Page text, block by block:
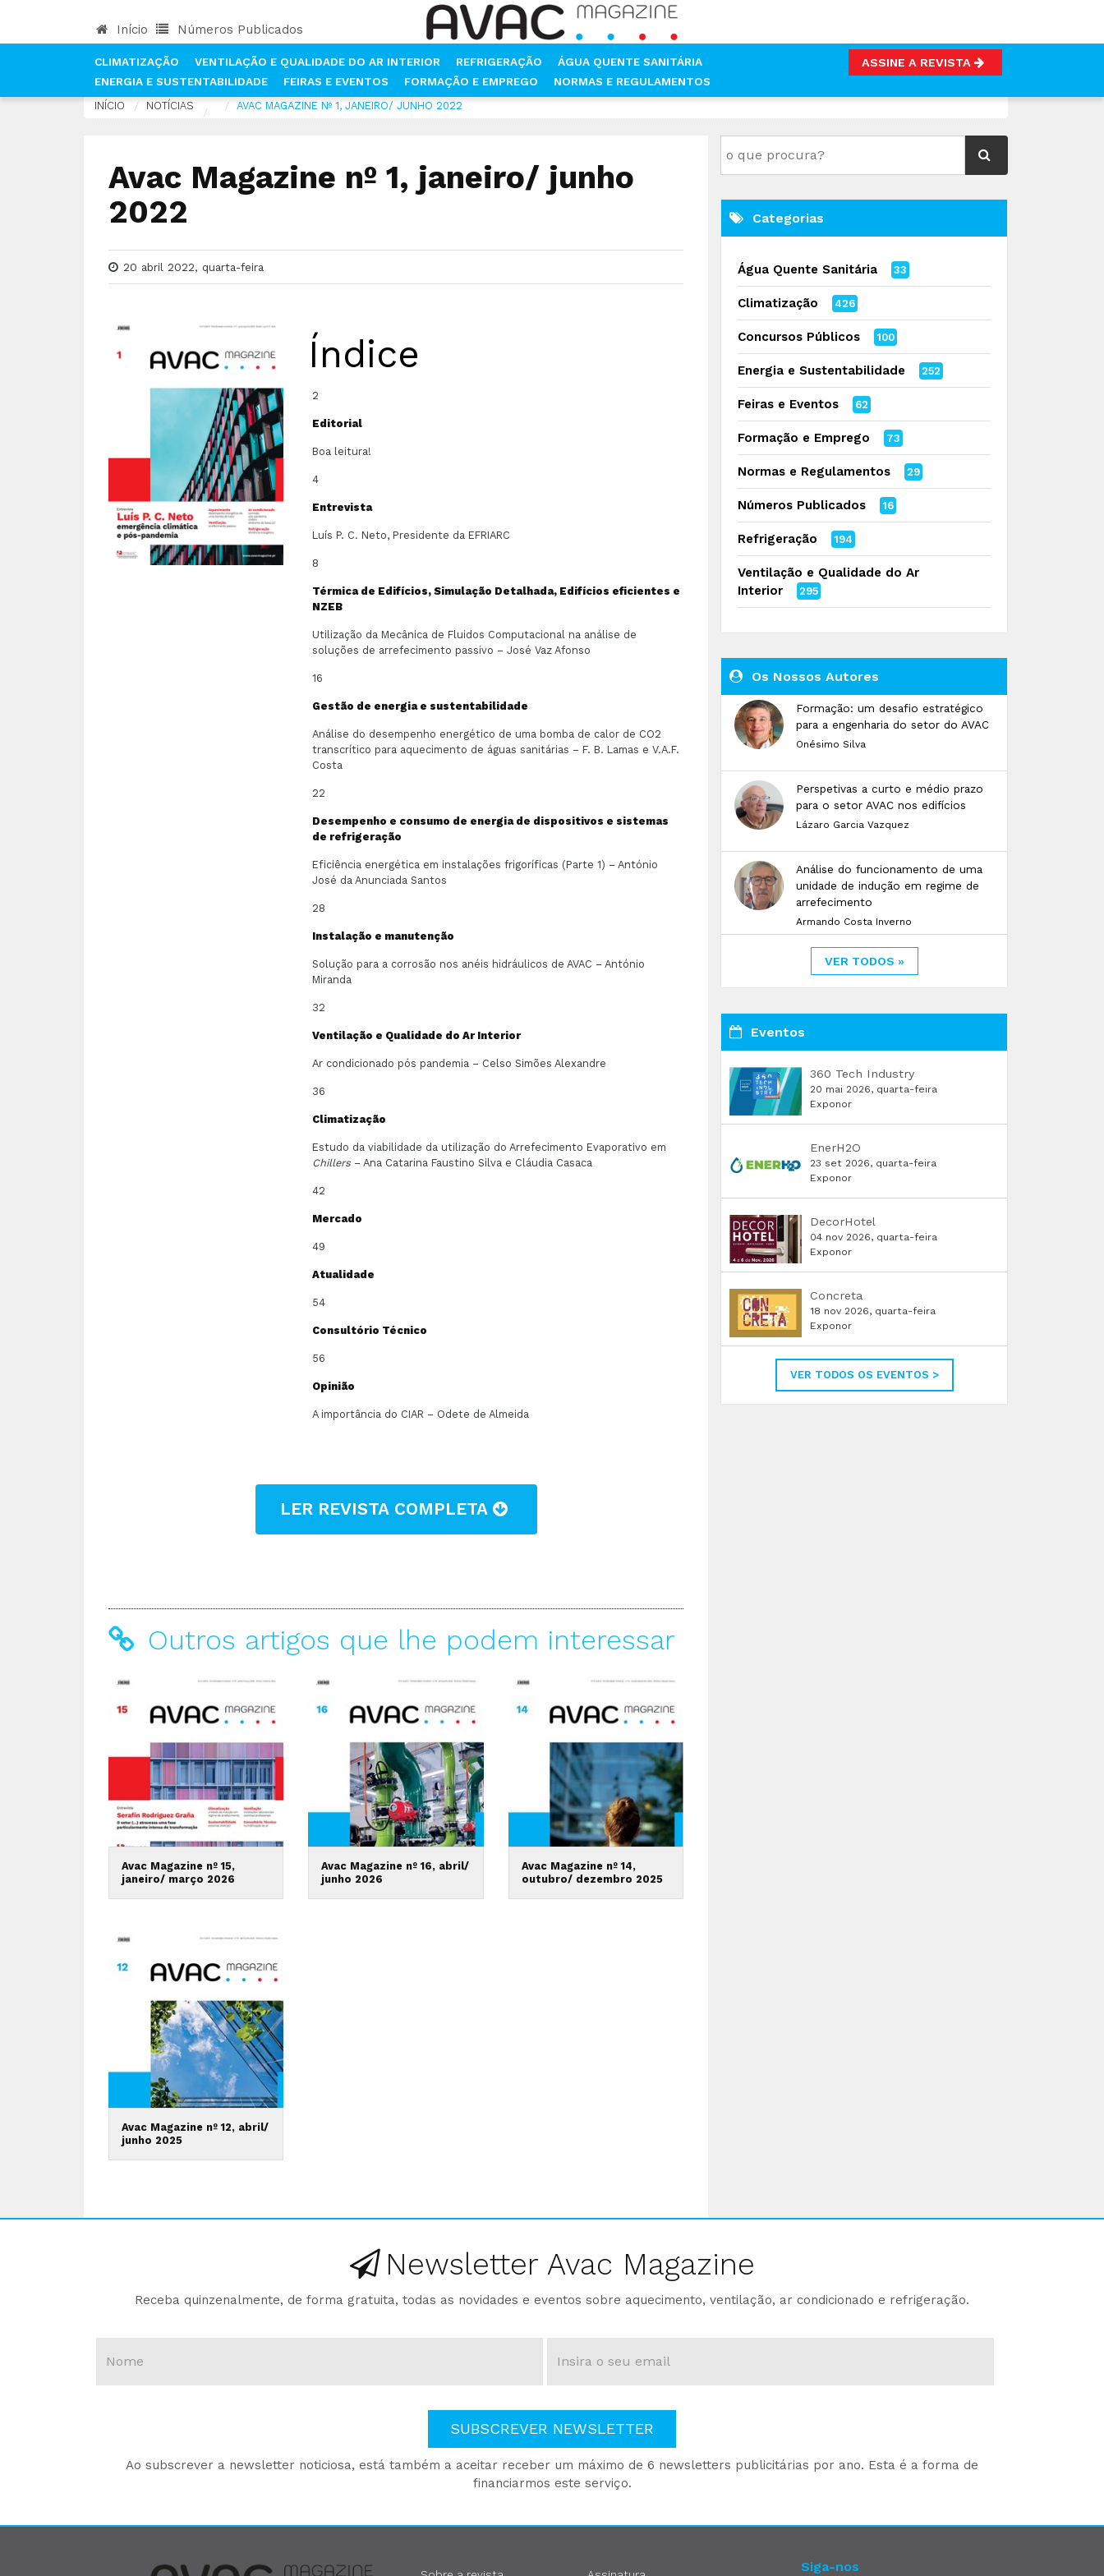
Início Números Publicados
CLIMATIZAÇÃO VENTILAÇÃO E QUALIDADE DO AR INTERIOR REFRIGERAÇÃO
ÁGUA QUENTE SANITÁRIA
ENERGIA E SUSTENTABILIDADE
FEIRAS E EVENTOS FORMAÇÃO E EMPREGO NORMAS E REGULAMENTOS
ASSINE A REVISTA
INÍCIO NOTÍCIAS AVAC MAGAZINE Nº 1, JANEIRO/ JUNHO 2022
Avac Magazine nº 1, janeiro/ junho
2022
20 abril 2022, quarta-feira
Índice
2
Editorial
Boa leitura!
4
Entrevista
Luís P. C. Neto, Presidente da EFRIARC
8
Térmica de Edifícios, Simulação Detalhada, Edifícios eficientes e
NZEB
Utilização da Mecânica de Fluidos Computacional na análise de
soluções de arrefecimento passivo – José Vaz Afonso
16
Gestão de energia e sustentabilidade
Análise do desempenho energético de uma bomba de calor de CO2
transcrítico para aquecimento de águas sanitárias – F. B. Lamas e V.A.F.
Costa
22
Desempenho e consumo de energia de dispositivos e sistemas
de refrigeração
Eficiência energética em instalações frigoríficas (Parte 1) – António
José da Anunciada Santos
28
Instalação e manutenção
Solução para a corrosão nos anéis hidráulicos de AVAC – António
Miranda
32
Ventilação e Qualidade do Ar Interior
Ar condicionado pós pandemia – Celso Simões Alexandre
36
Climatização
Estudo da viabilidade da utilização do Arrefecimento Evaporativo em
Chillers – Ana Catarina Faustino Silva e Cláudia Casaca
42
Mercado
49
Atualidade
54
Consultório Técnico
56
Opinião
A importância do CIAR – Odete de Almeida
LER REVISTA COMPLETA
Outros artigos que lhe podem interessar
Avac Magazine nº 15,
janeiro/ março 2026
Avac Magazine nº 16, abril/
junho 2026
Avac Magazine nº 14,
outubro/ dezembro 2025
Avac Magazine nº 12, abril/
junho 2025
Categorias
Água Quente Sanitária 33
Climatização 426
Concursos Públicos 100
Energia e Sustentabilidade 252
Feiras e Eventos 62
Formação e Emprego 73
Normas e Regulamentos 29
Números Publicados 16
Refrigeração 194
Ventilação e Qualidade do Ar
Interior
295
Os Nossos Autores
Formação: um desafio estratégico
para a engenharia do setor do AVAC
Onésimo Silva
Perspetivas a curto e médio prazo
para o setor AVAC nos edifícios
Lázaro Garcia Vazquez
Análise do funcionamento de uma
unidade de indução em regime de
arrefecimento
Armando Costa Inverno
VER TODOS »
Eventos
360 Tech Industry
20 mai 2026, quarta-feira
Exponor
EnerH2O
23 set 2026, quarta-feira
Exponor
DecorHotel
04 nov 2026, quarta-feira
Exponor
Concreta
18 nov 2026, quarta-feira
Exponor
VER TODOS OS EVENTOS >
Newsletter Avac Magazine
Receba quinzenalmente, de forma gratuita, todas as novidades e eventos sobre aquecimento, ventilação, ar condicionado e refrigeração.
SUBSCREVER NEWSLETTER
Ao subscrever a newsletter noticiosa, está também a aceitar receber um máximo de 6 newsletters publicitárias por ano. Esta é a forma de
financiarmos este serviço.
Siga-nos